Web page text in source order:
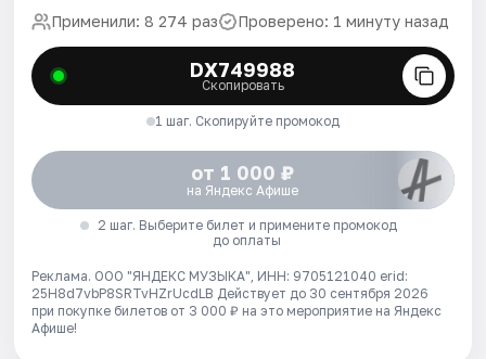
Применили: 8 274 раз Проверено: 1 минуту назад
DX749988
Скопировать
1 шаг. Скопируйте промокод
от 1 000 ₽
на Яндекс Афише
2 шаг. Выберите билет и примените промокод
до оплаты
Реклама. ООО "ЯНДЕКС МУЗЫКА", ИНН: 9705121040 erid:
25H8d7vbP8SRTvHZrUcdLB Действует до 30 сентября 2026
при покупке билетов от 3 000 ₽ на это мероприятие на Яндекс
Афише!